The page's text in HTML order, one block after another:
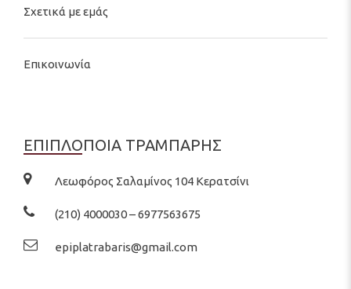
Σχετικά με εμάς
Επικοινωνία
ΕΠΙΠΛΟΠΟΙΑ ΤΡΑΜΠΑΡΗΣ
Λεωφόρος Σαλαμίνος 104 Κερατσίνι
(210) 4000030 – 6977563675
epiplatrabaris@gmail.com